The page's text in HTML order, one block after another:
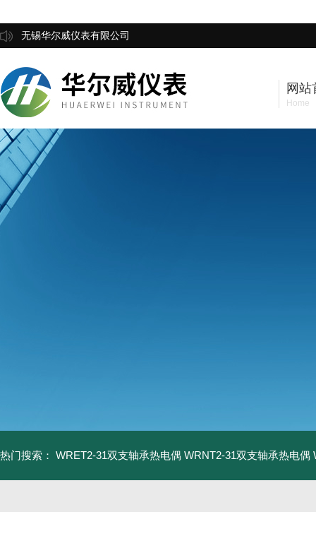
无锡华尔威仪表有限公司
网站
Home
热门搜索： WRET2-31双支轴承热电偶 WRNT2-31双支轴承热电偶